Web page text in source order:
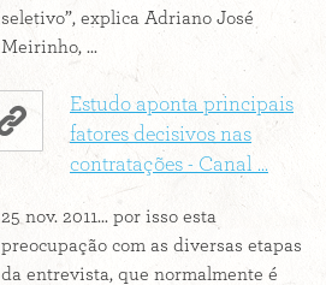
seletivo”, explica Adriano José
Meirinho, ...
Estudo aponta principais
fatores decisivos nas
contratações - Canal ...
25 nov. 2011... por isso esta
preocupação com as diversas etapas
da entrevista, que normalmente é